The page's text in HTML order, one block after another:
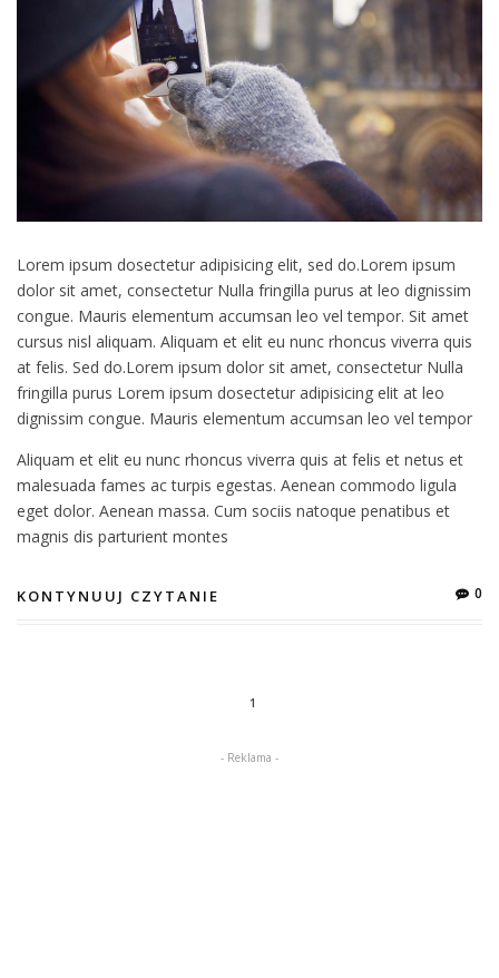
Lorem ipsum dosectetur adipisicing elit, sed do.Lorem ipsum
dolor sit amet, consectetur Nulla fringilla purus at leo dignissim
congue. Mauris elementum accumsan leo vel tempor. Sit amet
cursus nisl aliquam. Aliquam et elit eu nunc rhoncus viverra quis
at felis. Sed do.Lorem ipsum dolor sit amet, consectetur Nulla
fringilla purus Lorem ipsum dosectetur adipisicing elit at leo
dignissim congue. Mauris elementum accumsan leo vel tempor
Aliquam et elit eu nunc rhoncus viverra quis at felis et netus et
malesuada fames ac turpis egestas. Aenean commodo ligula
eget dolor. Aenean massa. Cum sociis natoque penatibus et
magnis dis parturient montes
KONTYNUUJ CZYTANIE 0
1
- Reklama -